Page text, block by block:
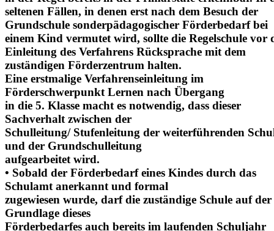
seltenen Fällen, in denen erst nach dem Besuch der
Grundschule sonderpädagogischer Förderbedarf bei
einem Kind vermutet wird, sollte die Regelschule vor
Einleitung des Verfahrens Rücksprache mit dem
zuständigen Förderzentrum halten.
Eine erstmalige Verfahrenseinleitung im
Förderschwerpunkt Lernen nach Übergang
in die 5. Klasse macht es notwendig, dass dieser
Sachverhalt zwischen der
Schulleitung/ Stufenleitung der weiterführenden
und der Grundschulleitung
aufgearbeitet wird.
• Sobald der Förderbedarf eines Kindes durch das
Schulamt anerkannt und formal
zugewiesen wurde, darf die zuständige Schule auf der
Grundlage dieses
Förderbedarfes auch bereits im laufenden Schuljahr